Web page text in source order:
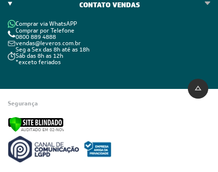
CONTATO VENDAS
Comprar via WhatsAPP
Comprar por Telefone
0800 889 4888
vendas@leveros.com.br
Seg a Sex das 8h até as 18h
Sáb das 8h as 12h
*exceto feriados
Segurança